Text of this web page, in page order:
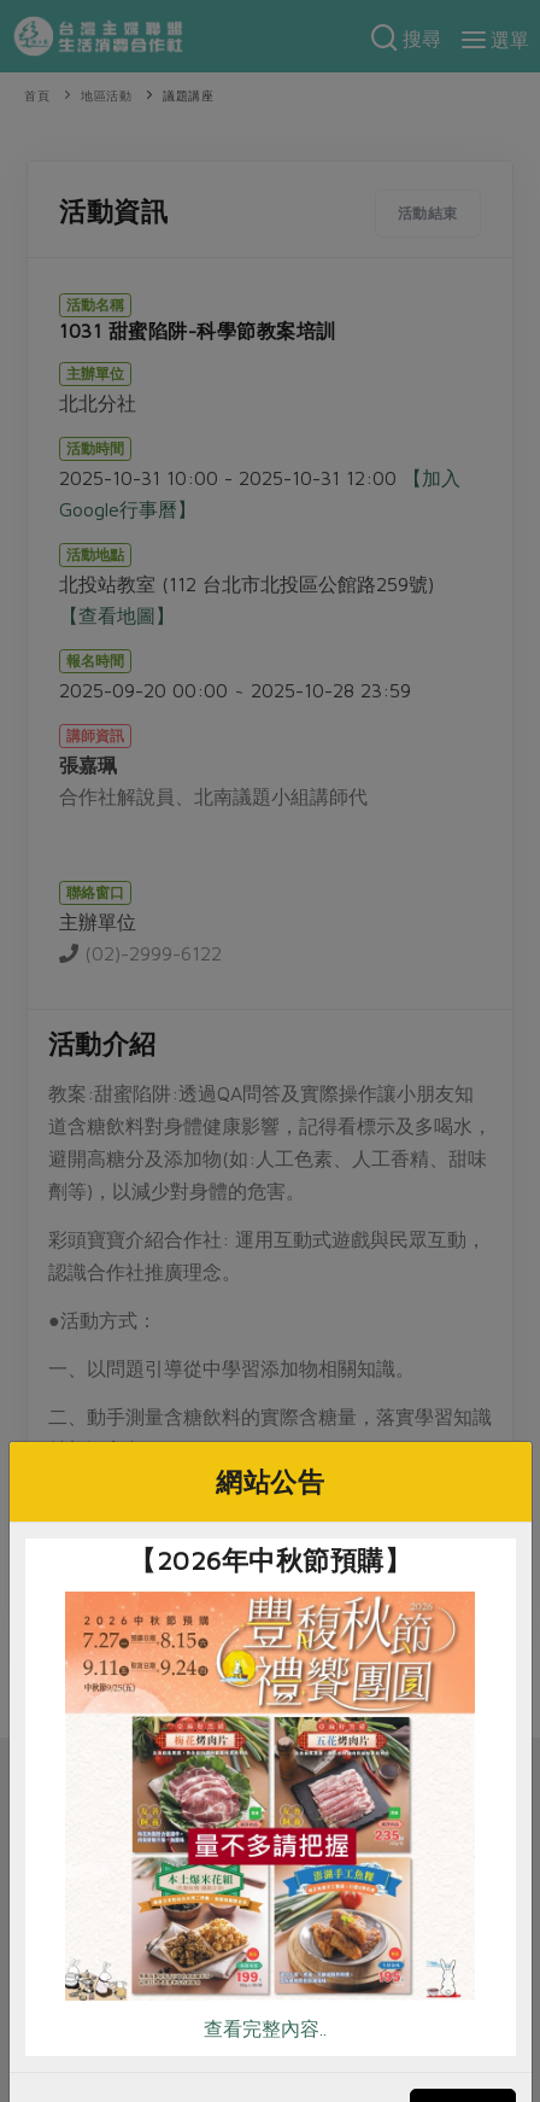
搜尋
選單
產品分類
芽苗類
奶蛋豆・五穀
肉品・水產
畜產肉類
水畜加工品
調理食材・點心
休閒零嘴
保健食品
美妝保養
家庭清潔
防災用品
最新產品
優惠專區
樂齡友善
食材
麵食
肉食
海鮮
蔬食
蛋料理
料理方式
醬料
湯品．鍋物
漬物
涼拌沙拉
主題食譜
高麗菜海鮮煎餅
特別企畫
把最好的台灣味帶回家！
2026年端午節預購圓滿結束
更多預購活動
當季產品
傳到心坎裡，誠心又澎派
合作25-經典快閃最後一週
合作25-精選產品第四彈
更多當季產品
議題活動
2024農業發展計畫年度報告
更多議題活動
傳到心坎裡，誠心又澎派
觀點文章
主婦食堂
社內大小事
產品故事
樂齡生活
廚房瑜伽
關注議題
減硝酸鹽
廢核運動
減添加物 減塑減廢
更多議題
生活者e週報
關於合作社
認識合作社
關於我們
合作社組織
員工與求才
產品檢驗
自主把關
檢驗報告
硝酸鹽檢驗
社務專區
選舉專區
最新消息
媒體報導
下載專區
社務會議 地區活動
重要公告
首頁 地區活動 議題講座
活動結束
活動資訊
活動名稱
1031 甜蜜陷阱-科學節教案培訓
主辦單位
北北分社
活動時間
2025-10-31 10:00 - 2025-10-31 12:00
【加入
Google行事曆】
活動地點
北投站教室 (112 台北市北投區公館路259號)
【查看地圖】
報名時間
2025-09-20 00:00 ~ 2025-10-28 23:59
講師資訊
張嘉珮
合作社解說員、北南議題小組講師代
聯絡窗口
主辦單位
(02)-2999-6122
活動介紹
教案:甜蜜陷阱:透過QA問答及實際操作讓小朋友知
道含糖飲料對身體健康影響，記得看標示及多喝水，
避開高糖分及添加物(如:人工色素、人工香精、甜味
劑等)，以減少對身體的危害。
彩頭寶寶介紹合作社: 運用互動式遊戲與民眾互動，
認識合作社推廣理念。
●活動方式：
一、以問題引導從中學習添加物相關知識。
二、動手測量含糖飲料的實際含糖量，落實學習知識
並加深印象。
三、透過互動式遊戲及製作「好喝無糖及減糖飲料」
的生活必需品，實踐綠色生活，支持地球永續！歡迎
民眾現場入社，一起加入「用消費改善社會」行動。
相關活動
議題講座
居家也能練肌力!!
RPET 食譜 減硝酸鹽
雞蛋 食安 共同購買
網站公告
【2026年中秋節預購】
查看完整內容..